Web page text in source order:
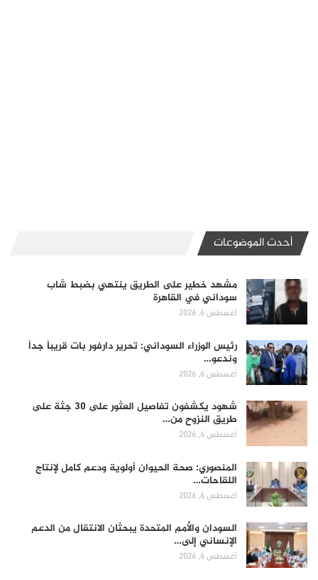
أحدث الموضوعات
مشهد خطير على الطريق ينتهي بضبط شاب
سوداني في القاهرة
أغسطس 6, 2026
رئيس الوزراء السوداني: تحرير دارفور بات قريباً جداً
وندعو…
أغسطس 6, 2026
شهود يكشفون تفاصيل العثور على 30 جثة على
طريق النزوح من…
أغسطس 6, 2026
المنصوري: صحة الحيوان أولوية ودعم كامل لإنتاج
اللقاحات…
أغسطس 6, 2026
السودان والأمم المتحدة يبحثان الانتقال من الدعم
الإنساني إلى…
أغسطس 6, 2026